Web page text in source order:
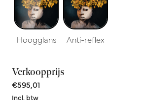
Hoogglans Anti-reflex
Verkoopprijs
€595,01
Incl. btw